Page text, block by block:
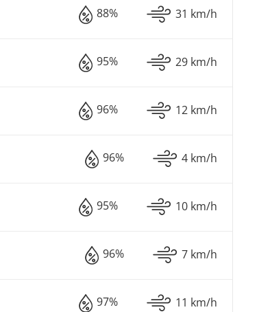
88% 31 km/h
95% 29 km/h
96% 12 km/h
96% 4 km/h
95% 10 km/h
96% 7 km/h
97% 11 km/h